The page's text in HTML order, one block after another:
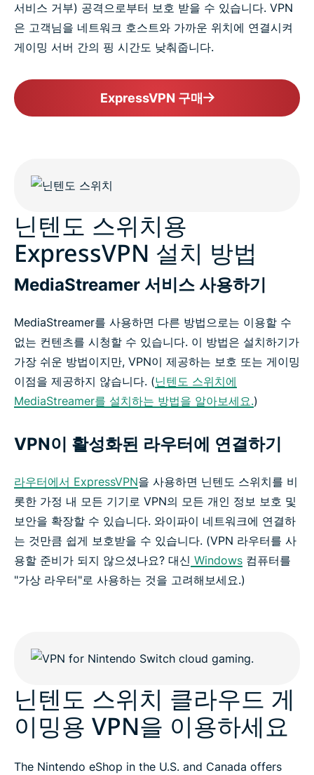
닌텐도 스위치용 ExpressVPN 사용 후기
이용해보세요
서비스 거부) 공격으로부터 보호 받을 수 있습니다. VPN
은 고객님을 네트워크 호스트와 가까운 위치에 연결시켜
게이밍 서버 간의 핑 시간도 낮춰줍니다.
ExpressVPN 구매
닌텐도 스위치용
ExpressVPN 설치 방법
MediaStreamer 서비스 사용하기
MediaStreamer를 사용하면 다른 방법으로는 이용할 수
없는 컨텐츠를 시청할 수 있습니다. 이 방법은 설치하기가
가장 쉬운 방법이지만, VPN이 제공하는 보호 또는 게이밍
이점을 제공하지 않습니다. (닌텐도 스위치에
MediaStreamer를 설치하는 방법을 알아보세요.)
VPN이 활성화된 라우터에 연결하기
라우터에서 ExpressVPN을 사용하면 닌텐도 스위치를 비
롯한 가정 내 모든 기기로 VPN의 모든 개인 정보 보호 및
보안을 확장할 수 있습니다. 와이파이 네트워크에 연결하
는 것만큼 쉽게 보호받을 수 있습니다. (VPN 라우터를 사
용할 준비가 되지 않으셨나요? 대신 Windows 컴퓨터를
"가상 라우터"로 사용하는 것을 고려해보세요.)
닌텐도 스위치 클라우드 게
이밍용 VPN을 이용하세요
The Nintendo eShop in the U.S. and Canada offers